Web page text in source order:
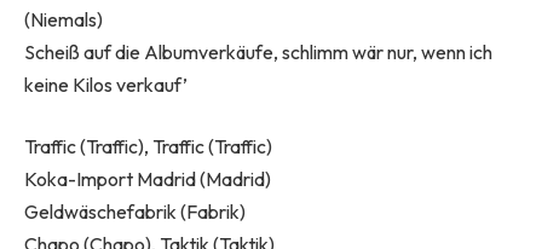
(Niemals)
Scheiß auf die Albumverkäufe, schlimm wär nur, wenn ich
keine Kilos verkauf’
Traffic (Traffic), Traffic (Traffic)
Koka-Import Madrid (Madrid)
Geldwäschefabrik (Fabrik)